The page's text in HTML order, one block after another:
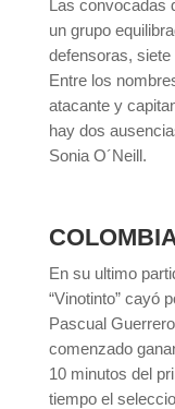
Las convocadas
un grupo
defensoras,
Entre los
atacante y
hay dos
Sonia O´Neill.
En su ultimo
“Vinotinto” cayó
Pascual
comenzado
10 minutos del
tiempo el